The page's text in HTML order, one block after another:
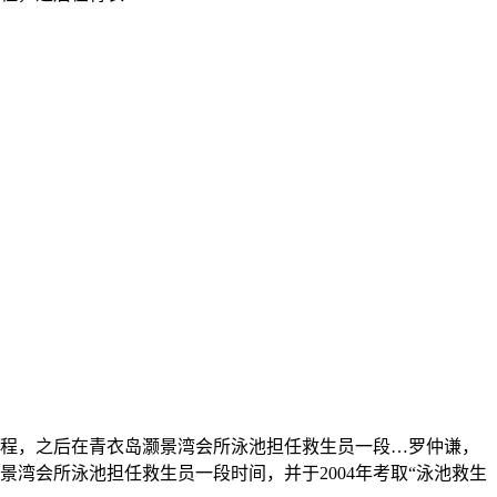
，之后在青衣岛灏景湾会所泳池担任救生员一段…罗仲谦，
会所泳池担任救生员一段时间，并于2004年考取“泳池救生